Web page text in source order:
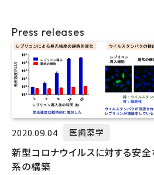
Press releases
2020.09.04 医歯薬学
新型コロナウイルスに対する安
系の構築